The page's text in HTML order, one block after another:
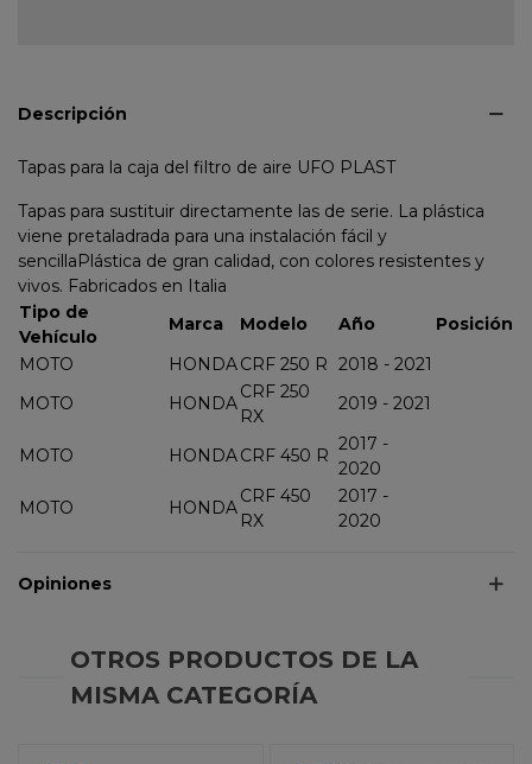
Descripción
Tapas para la caja del filtro de aire UFO PLAST
Tapas para sustituir directamente las de serie. La plástica
viene pretaladrada para una instalación fácil y
sencillaPlástica de gran calidad, con colores resistentes y
vivos. Fabricados en Italia
Tipo de
Vehículo
Marca Modelo Año
Posición
MOTO
HONDACRF 250 R 2018 - 2021
MOTO
HONDA
CRF 250
RX
2019 - 2021
MOTO HONDACRF 450 R
2017 -
2020
MOTO
HONDA
CRF 450
RX
2017 -
2020
Opiniones
OTROS PRODUCTOS DE LA
MISMA CATEGORÍA